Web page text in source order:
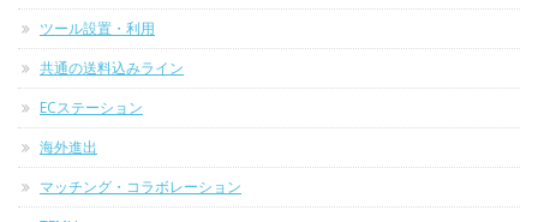
ツール設置・利用
共通の送料込みライン
ECステーション
海外進出
マッチング・コラボレーション